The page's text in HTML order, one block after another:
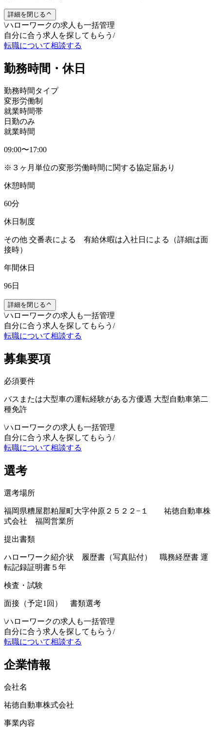
詳細を閉じる
\ハローワークの求人も一括管理
自分に合う求人を探してもらう /
転職について相談する
勤務時間・休日
勤務時間タイプ
変形労働制
就業時間帯
日勤のみ
就業時間
09:00〜17:00
※３ヶ月単位の変形労働時間に関する協定届あり
休憩時間
60分
休日制度
その他 交番表による 有給休暇は入社日による（詳細は面
接時）
年間休日
96日
詳細を閉じる
\ハローワークの求人も一括管理
自分に合う求人を探してもらう /
転職について相談する
募集要項
必須要件
バスまたは大型車の運転経験がある方優遇 大型自動車第二
種免許
\ハローワークの求人も一括管理
自分に合う求人を探してもらう /
転職について相談する
選考
選考場所
福岡県糟屋郡粕屋町大字仲原２５２２−１ 祐徳自動車株
式会社 福岡営業所
提出書類
ハローワーク紹介状 履歴書（写真貼付） 職務経歴書 運
転記録証明書５年
検査・試験
面接（予定1回） 書類選考
\ハローワークの求人も一括管理
自分に合う求人を探してもらう /
転職について相談する
企業情報
会社名
祐徳自動車株式会社
事業内容